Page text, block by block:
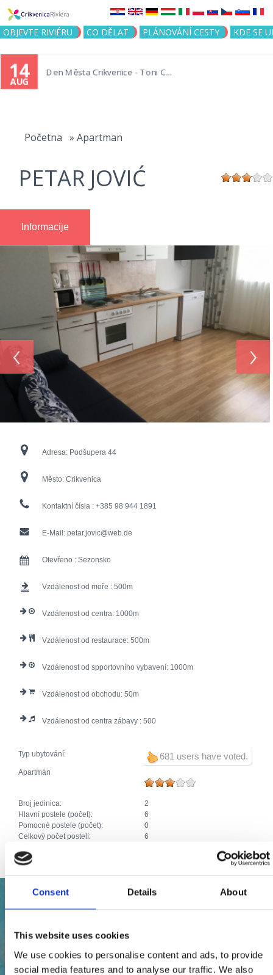
Consent Details About
This website uses cookies
We use cookies to personalise content and ads, to provide
social media features and to analyse our traffic. We also
Jump to navigation
OBJEVTE RIVIÉRU CO DĚLAT PLÁNOVÁNÍ CESTY KDE SE
14
AUG
Den Města Crikvenice - Toni C...
Početna » Apartman
PETAR JOVIĆ
Informacije
‹ ›
Adresa: Podšupera 44
Město: Crikvenica
Kontaktní čísla : +385 98 944 1891
E-Mail: petar.jovic@web.de
Otevřeno : Sezonsko
Vzdálenost od moře : 500
Vzdálenost od centra: 1000
Vzdálenost od restaurace: 500
Vzdálenost od spportovního vybavení: 1000
Vzdálenost od obchodu: 50
Vzdálenost od centra zábavy : 500
681 users have voted.
Typ ubytování:
Apartmán
Broj jedinica:
2
Hlavní postele (počet):
6
Pomocné postele (počet):
0
Celkový počet postelí:
6